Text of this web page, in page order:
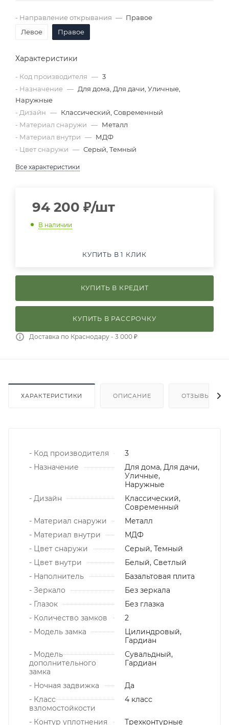
- Направление открывания — Правое
Левое
Правое
Характеристики
- Код производителя — 3
- Назначение — Для дома, Для дачи, Уличные,
Наружные
- Дизайн — Классический, Современный
- Материал снаружи — Металл
- Материал внутри — МДФ
- Цвет снаружи — Серый, Темный
Все характеристики
94 200 ₽/шт
В наличии
КУПИТЬ В 1 КЛИК
КУПИТЬ В КРЕДИТ
КУПИТЬ В РАССРОЧКУ
Доставка по Краснодару - 3 000 ₽
ХАРАКТЕРИСТИКИ ОПИСАНИЕ ОТЗЫВЫ
- Код производителя
3
- Назначение
Для дома, Для дачи,
Уличные,
Наружные
- Дизайн
Классический,
Современный
- Материал снаружи
Металл
- Материал внутри
МДФ
- Цвет снаружи
Серый, Темный
- Цвет внутри
Белый, Светлый
- Наполнитель
Базальтовая плита
- Зеркало
Без зеркала
- Глазок
Без глазка
- Количество замков
2
- Модель замка
Цилиндровый,
Гардиан
- Модель
дополнительного
замка
Сувальдный,
Гардиан
- Ночная задвижка
Да
- Класс
взломостойкости
4 класс
- Контур уплотнения Трехконтурные